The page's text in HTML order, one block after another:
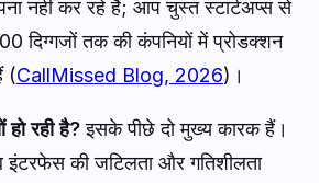
नहीं कर रहे हैं; आप चुस्त स्टार्टअप्स से
दिग्गजों तक की कंपनियों में प्रोडक्शन
(CallMissed Blog, 2026)।
हो रही है?इसके पीछे दो मुख्य कारक हैं।
की जटिलता और गतिशीलता